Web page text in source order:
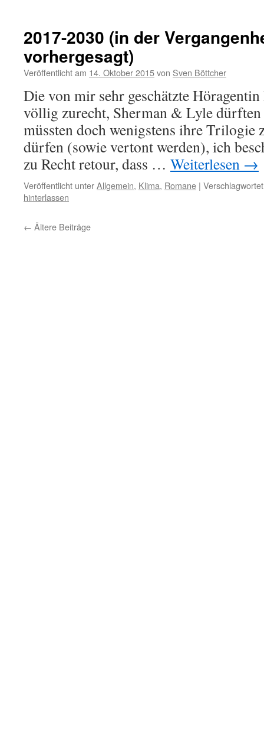
2017-2030 (in der
vorhergesagt)
Veröffentlicht am 14. Oktober 2015von Sven Böttcher
Die von mir sehr geschätzte
völlig zurecht, Sherman & Lyle
müssten doch wenigstens ihre Trilogie
dürfen (sowie vertont werden), ich
zu Recht retour, dass … Weiterlesen →
Veröffentlicht unterAllgemein, Klima, Romane |
hinterlassen
← Ältere Beiträge